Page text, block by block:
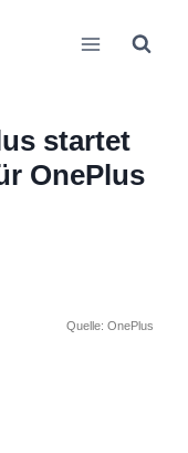
startet
OnePlus
Quelle: OnePlus